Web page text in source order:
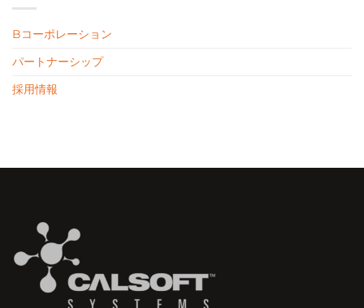
Bコーポレーション
パートナーシップ
採用情報